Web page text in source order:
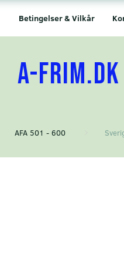
Betingelser & Vilkår
A-FRIM.DK
AFA 501 - 600